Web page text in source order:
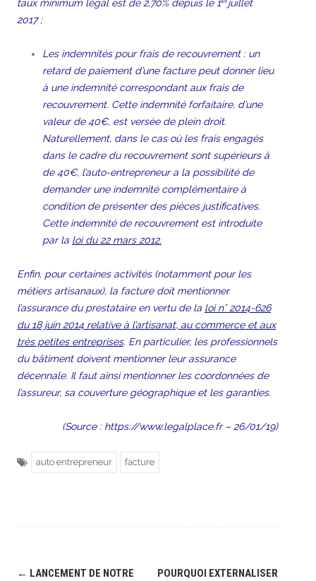
taux minimum légal est de 2,70% depuis le 1
juillet
2017 ;
Les indemnités pour frais de recouvrement : un
retard de paiement d’une facture peut donner lieu
à une indemnité correspondant aux frais de
recouvrement. Cette indemnité forfaitaire, d’une
valeur de 40€, est versée de plein droit.
Naturellement, dans le cas où les frais engagés
dans le cadre du recouvrement sont supérieurs à
de 40€, l’auto-entrepreneur a la possibilité de
demander une indemnité complémentaire à
condition de présenter des pièces justificatives.
Cette indemnité de recouvrement est introduite
par la loi du 22 mars 2012.
Enfin, pour certaines activités (notamment pour les
métiers artisanaux), la facture doit mentionner
l’assurance du prestataire en vertu de la loi n° 2014-626
du 18 juin 2014 relative à l’artisanat, au commerce et aux
très petites entreprises. En particulier, les professionnels
du bâtiment doivent mentionner leur assurance
décennale. Il faut ainsi mentionner les coordonnées de
l’assureur, sa couverture géographique et les garanties.
(Source : https://www.legalplace.fr– 26/01/19)
auto entrepreneur facture
Post
← LANCEMENT DE NOTRE
POURQUOI EXTERNALISER